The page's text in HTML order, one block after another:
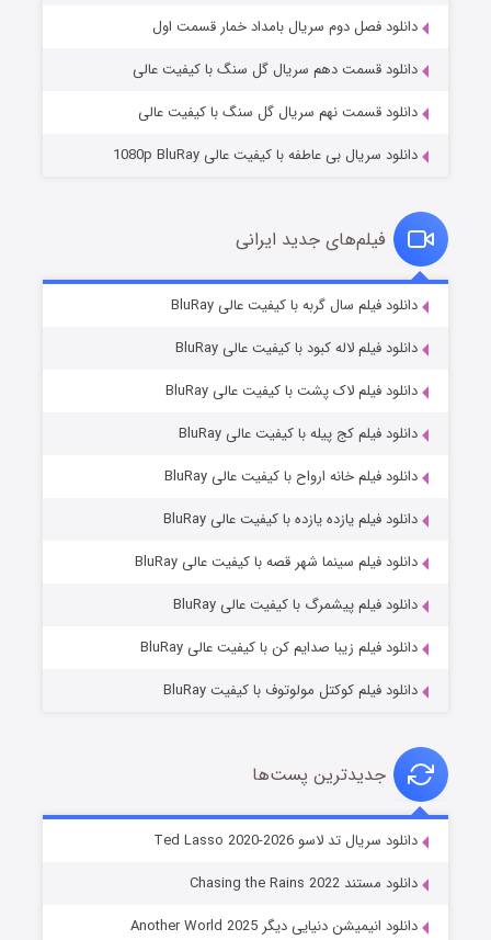
قسمت۲ (زیرنویس) منتشر شد
قسمت۷ (زیرنویس) منتشر شد
خاندان اژدها فصل ۳
دانلود فصل دوم سریال بامداد خمار قسمت اول
دانلود قسمت دهم سریال گل سنگ با کیفیت عالی
دانلود قسمت نهم سریال گل سنگ با کیفیت عالی
دانلود سریال بی عاطفه با کیفیت عالی 1080p BluRay
فیلم‌های جدید ایرانی
دانلود فیلم سال گربه با کیفیت عالی BluRay
دانلود فیلم لاله کبود با کیفیت عالی BluRay
دانلود فیلم لاک پشت با کیفیت عالی BluRay
دانلود فیلم کج‌ پیله با کیفیت عالی BluRay
دانلود فیلم خانه ارواح با کیفیت عالی BluRay
دانلود فیلم یازده یازده با کیفیت عالی BluRay
دانلود فیلم سینما شهر قصه با کیفیت عالی BluRay
دانلود فیلم پیشمرگ با کیفیت عالی BluRay
دانلود فیلم زیبا صدایم کن با کیفیت عالی BluRay
دانلود فیلم کوکتل مولوتوف با کیفیت BluRay
جدیدترین پست‌ها
دانلود سریال تد لاسو Ted Lasso 2020-2026
دانلود مستند Chasing the Rains 2022
دانلود انیمیشن دنیایی دیگر Another World 2025